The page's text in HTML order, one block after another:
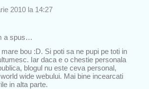
2010 la 14:27
a spus…
bou :D. Si poti sa ne pupi pe toti in
Iar daca e o chestie personala
blogul nu este ceva personal,
wide webului. Mai bine incearcati
in alta parte.